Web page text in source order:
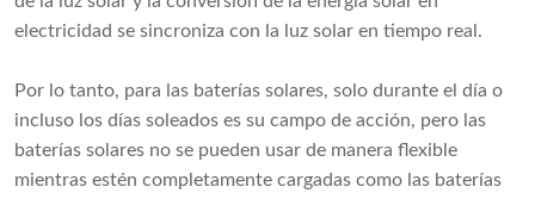
electricidad se sincroniza con la luz solar en tiempo real.
Por lo tanto, para las baterías solares, solo durante el día o
incluso los días soleados es su campo de acción, pero las
baterías solares no se pueden usar de manera flexible
mientras estén completamente cargadas como las baterías